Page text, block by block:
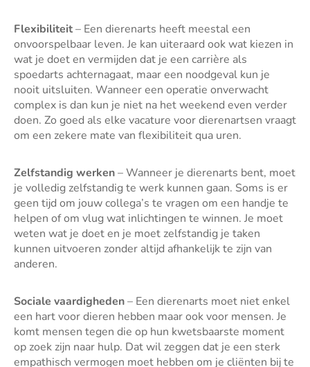
Flexibiliteit– Een dierenarts heeft meestal een
onvoorspelbaar leven. Je kan uiteraard ook wat kiezen in
wat je doet en vermijden dat je een carrière als
spoedarts achternagaat, maar een noodgeval kun je
nooit uitsluiten. Wanneer een operatie onverwacht
complex is dan kun je niet na het weekend even verder
doen. Zo goed als elke vacature voor dierenartsen vraagt
om een zekere mate van flexibiliteit qua uren.
Zelfstandig werken– Wanneer je dierenarts bent, moet
je volledig zelfstandig te werk kunnen gaan. Soms is er
geen tijd om jouw collega’s te vragen om een handje te
helpen of om vlug wat inlichtingen te winnen. Je moet
weten wat je doet en je moet zelfstandig je taken
kunnen uitvoeren zonder altijd afhankelijk te zijn van
anderen.
Sociale vaardigheden– Een dierenarts moet niet enkel
een hart voor dieren hebben maar ook voor mensen. Je
komt mensen tegen die op hun kwetsbaarste moment
op zoek zijn naar hulp. Dat wil zeggen dat je een sterk
empathisch vermogen moet hebben om je cliënten bij te